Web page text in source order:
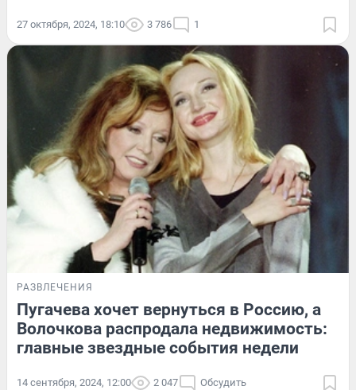
27 октября, 2024, 18:10 3 786 1
РАЗВЛЕЧЕНИЯ
Пугачева хочет вернуться в Россию, а
Волочкова распродала недвижимость:
главные звездные события недели
14 сентября, 2024, 12:00 2 047 Обсудить